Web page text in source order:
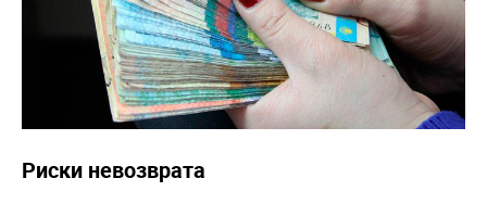
Риски невозврата